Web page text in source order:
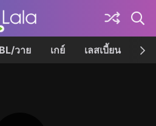
BL/วาย เกย์ เลสเบี้ยน เค